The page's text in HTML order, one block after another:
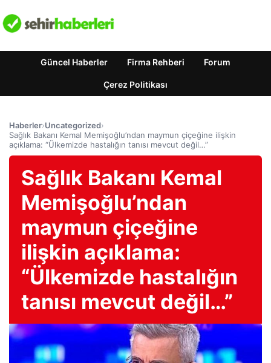
Güncel Haberler Firma Rehberi Forum
Çerez Politikası
Haberler›Uncategorized›
Sağlık Bakanı Kemal Memişoğlu’ndan maymun çiçeğine ilişkin
açıklama: “Ülkemizde hastalığın tanısı mevcut değil…”
Sağlık Bakanı Kemal
Memişoğlu’ndan
maymun çiçeğine
ilişkin açıklama:
“Ülkemizde hastalığın
tanısı mevcut değil…”